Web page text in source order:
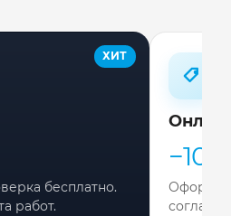
ХИТ
бесплатно.
работ.
−10%